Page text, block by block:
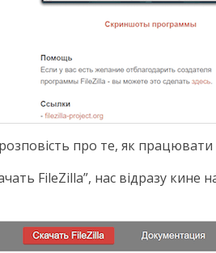
про те, як
FileZilla”, нас відразу кине